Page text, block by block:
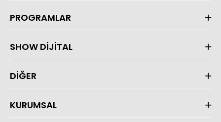
PROGRAMLAR
SHOW DİJİTAL
DİĞER
KURUMSAL